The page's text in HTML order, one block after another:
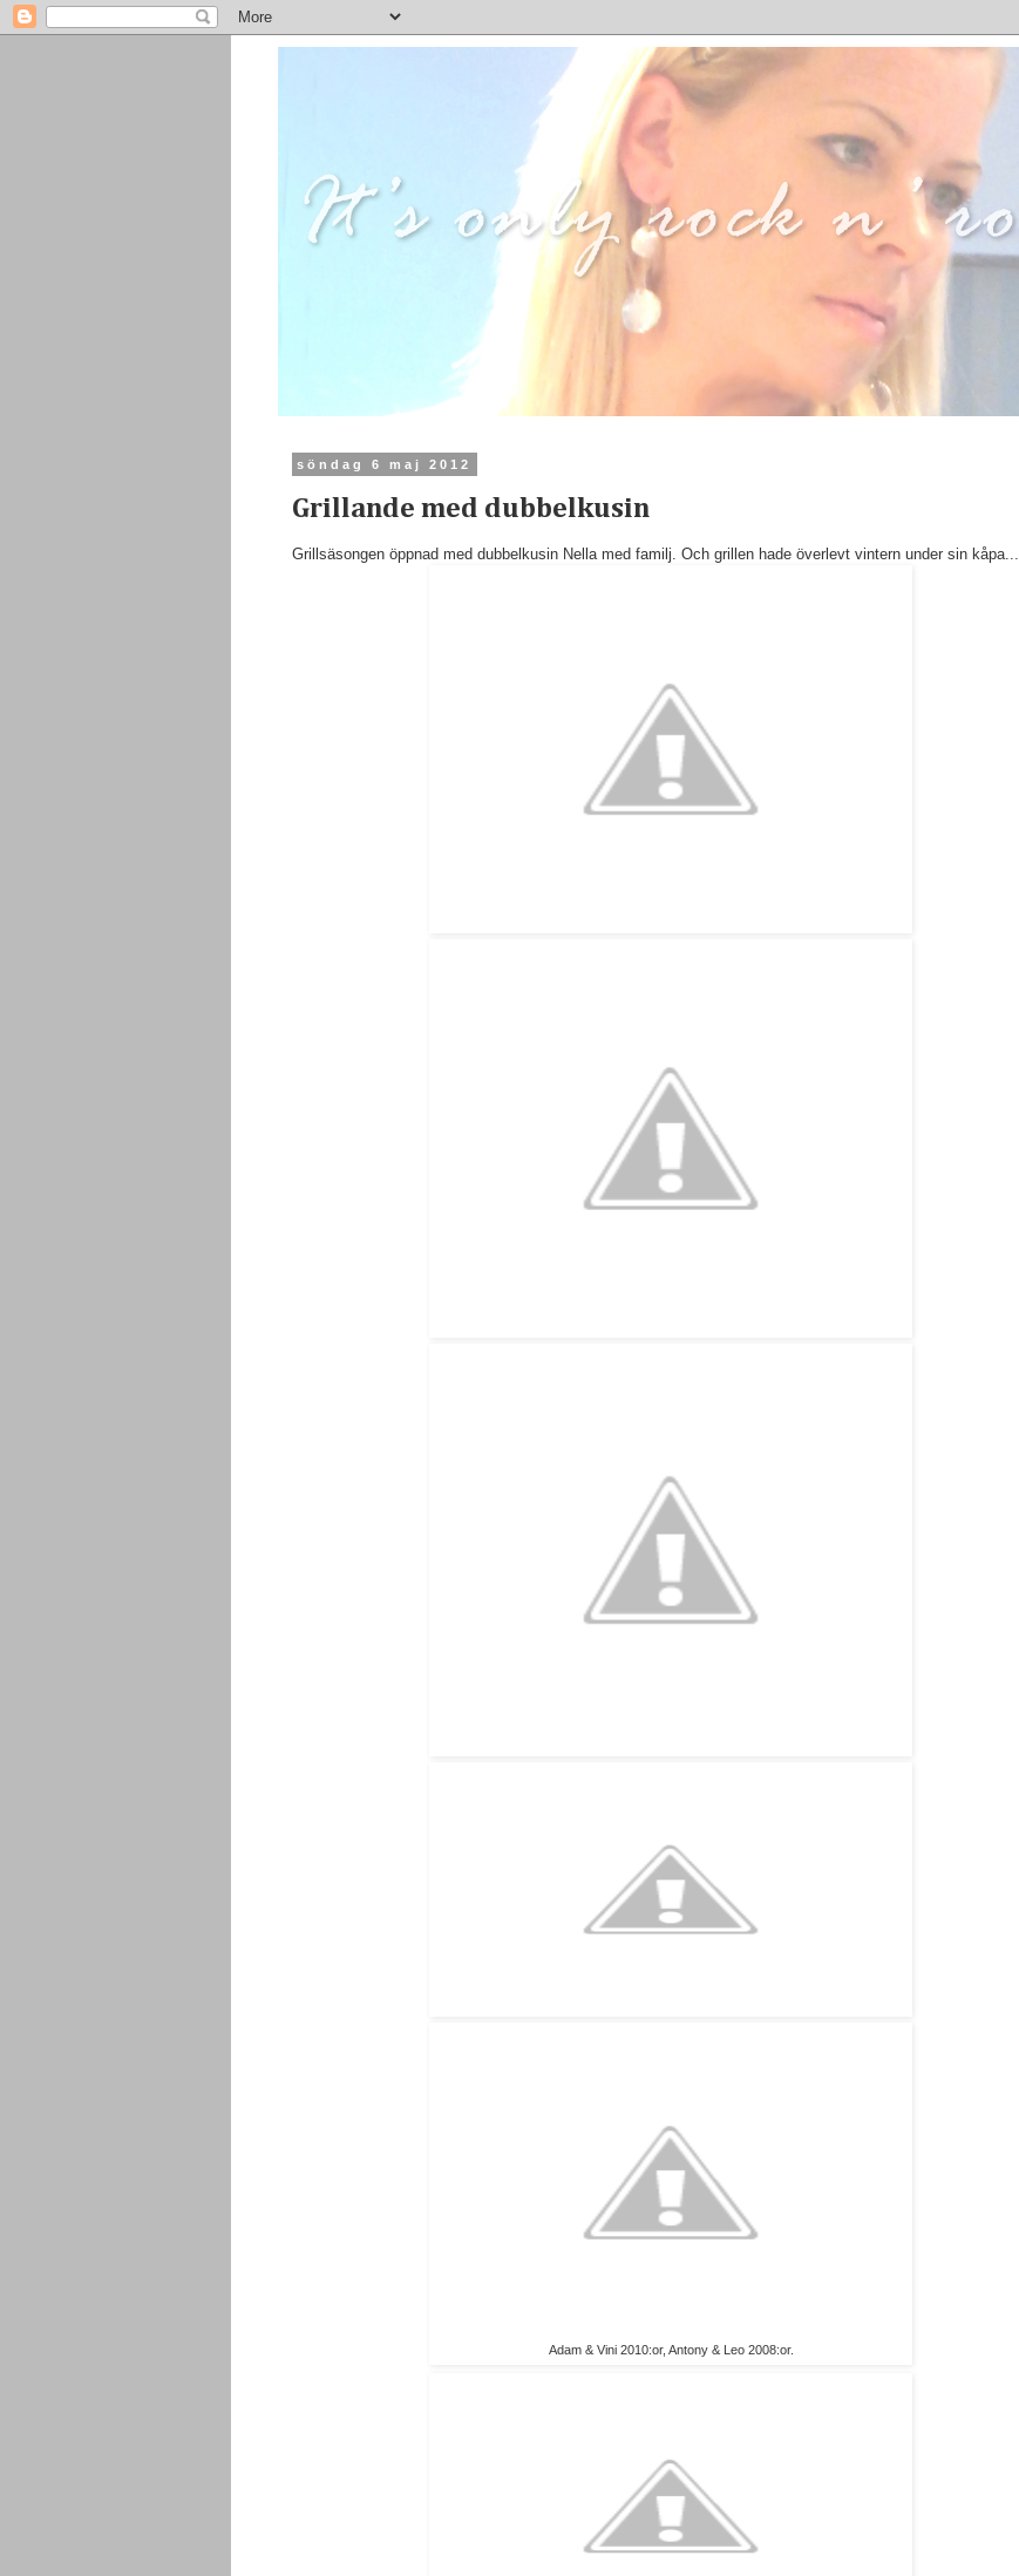
söndag 6 maj 2012
Grillande med dubbelkusin
Grillsäsongen öppnad med dubbelkusin Nella med familj. Och grillen hade överlevt vintern under sin kåpa...
Adam & Vini 2010:or, Antony & Leo 2008:or.